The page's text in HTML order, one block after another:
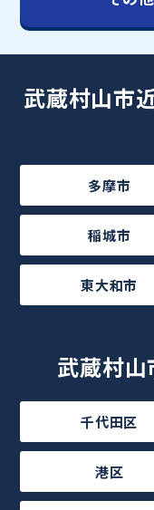
武蔵村山市
多摩市
稲城市
東大和市
武蔵村
千代田区
港区